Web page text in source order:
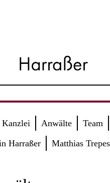
Kanzlei
Anwälte
Harraßer
Matthias
Team